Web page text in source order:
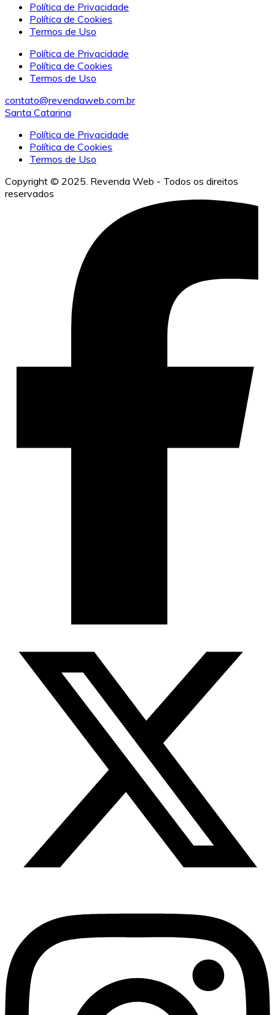
Política de Privacidade
Política de Cookies
Termos de Uso
Política de Privacidade
Política de Cookies
Termos de Uso
contato@revendaweb.com.br
Santa Catarina
Política de Privacidade
Política de Cookies
Termos de Uso
Copyright © 2025. Revenda Web - Todos os direitos
reservados